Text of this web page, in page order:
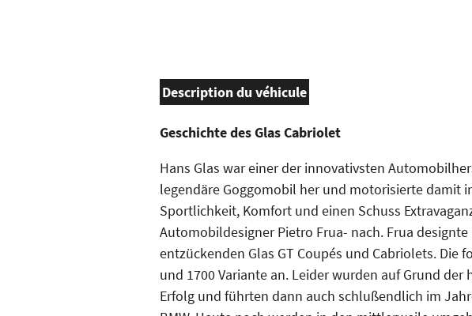
Description du véhicule
Geschichte des Glas Cabriolet
Hans Glas war einer der innovativsten
legendäre Goggomobil her und motorisierte damit
Sportlichkeit, Komfort und einen Schuss
Automobildesigner Pietro Frua- nach. Frua
entzückenden Glas GT Coupés und Cabriolets. Die
und 1700 Variante an. Leider wurden auf Grund
Erfolg und führten dann auch schlußendlich im